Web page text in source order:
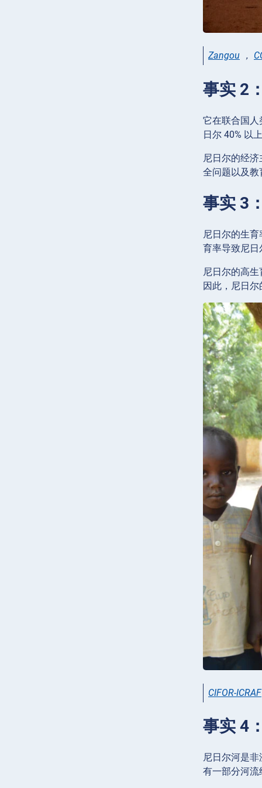
Zangou ，
事实 2
它在联合国人
日尔 40% 以
尼日尔的经
全问题以及
事实 3
尼日尔的生
育率导致尼
尼日尔的高
因此，尼日
CIFOR-ICRAF
事实 4
尼日尔河是
有一部分河